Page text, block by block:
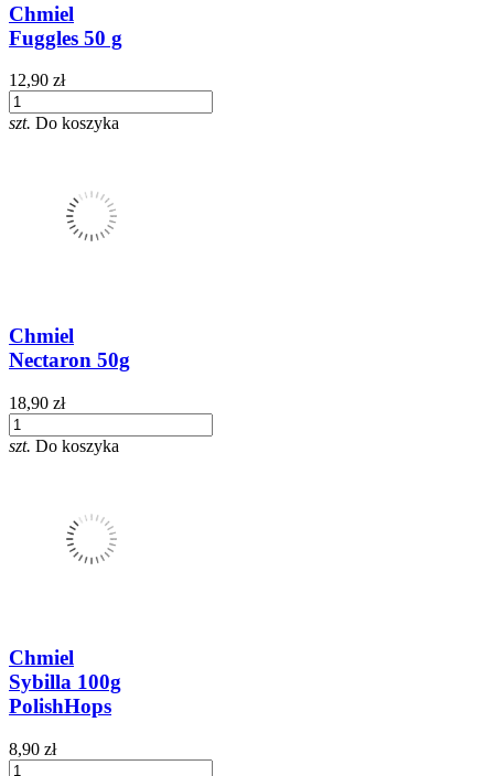
Chmiel
Fuggles 50 g
12,90 zł
szt. Do koszyka
Chmiel
Nectaron 50g
18,90 zł
szt. Do koszyka
Chmiel
Sybilla 100g
PolishHops
8,90 zł